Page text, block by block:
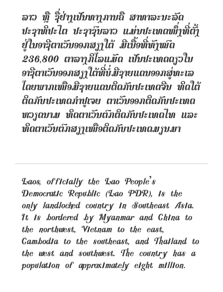
ລາວ ຫຼື ຊື່ຢ່າງເປັນທາງການຄື ສາທາລະນະລັດ
ປະຊາທິປະໄຕ ປະຊາຊົນລາວ ແມ່ນປະເທດໜຶ່ງທີ່ຕັ້ງ
ຢູ່ໃນອາຊີຕາເວັນອອກສຽງໃຕ້ ມີເນື້ອທີ່ທັງໝົດ
236,800 ຕາລາງກິໂລແມັດ ເປັນປະເທດດຽວໃນ
ອາຊີຕາເວັນອອກສຽງໃຕ້ທີ່ບໍ່ມີຊາຍແດນອອກສູ່ທະເລ
ໂດຍພາກເໜືອມີຊາຍແດນຕິດກັບປະເທດຈີນ ທິດໃຕ້
ຕິດກັບປະເທດກຳປູເຈຍ ຕາເວັນອອກຕິດກັບປະເທດ
ຫວຽດນາມ ທິດຕາເວັນຕົກຕິດກັບປະເທດໄທ ແລະ
ທິດຕາເວັນຕົກສຽງເໜືອຕິດກັບປະເທດມຽນມາ
Laos, officially the Lao People’s
Democratic Republic (Lao PDR), is the
only landlocked country in Southeast Asia.
It is bordered by Myanmar and China to
the northwest, Vietnam to the east,
Cambodia to the southeast, and Thailand to
the west and southwest. The country has a
population of approximately eight million.